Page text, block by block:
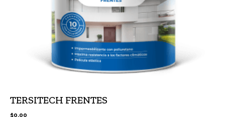
TERSITECH FRENTES
$0.00